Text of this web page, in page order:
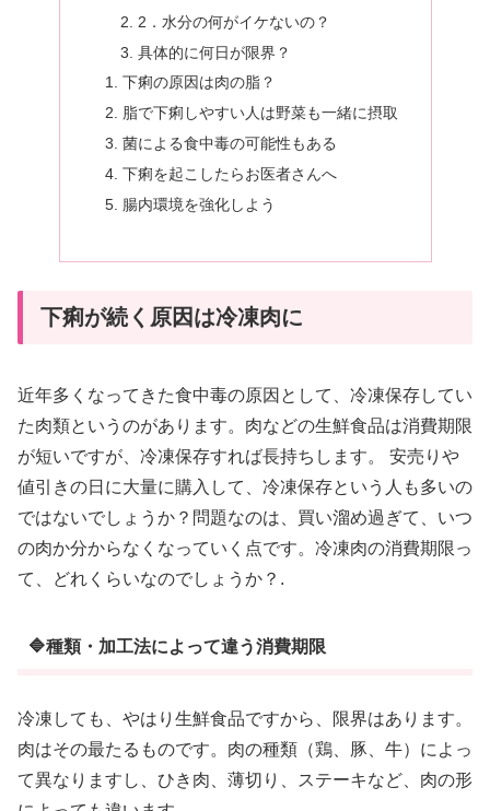
2．水分の何がイケないの？
具体的に何日が限界？
下痢の原因は肉の脂？
脂で下痢しやすい人は野菜も一緒に摂取
菌による食中毒の可能性もある
下痢を起こしたらお医者さんへ
腸内環境を強化しよう
下痢が続く原因は冷凍肉に
近年多くなってきた食中毒の原因として、冷凍保存してい
た肉類というのがあります。肉などの生鮮食品は消費期限
が短いですが、冷凍保存すれば長持ちします。 安売りや
値引きの日に大量に購入して、冷凍保存という人も多いの
ではないでしょうか？問題なのは、買い溜め過ぎて、いつ
の肉か分からなくなっていく点です。冷凍肉の消費期限っ
て、どれくらいなのでしょうか？.
🔷種類・加工法によって違う消費期限
冷凍しても、やはり生鮮食品ですから、限界はあります。
肉はその最たるものです。肉の種類（鶏、豚、牛）によっ
て異なりますし、ひき肉、薄切り、ステーキなど、肉の形